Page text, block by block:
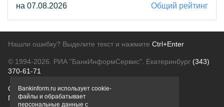
на 07.08.2026 Общий рейтинг
Нашли ошибку? Выделите текст и нажмите Ctrl+Enter
© 1994-2026. РИА "БанкИнформСервис". Екатеринбург (343)
370-61-71
О проектеПолитика конфиденциальности
Правовая информацияДля рекламодателей
Bankinform.ru использует cookie-
файлы и обрабатывает
персональные данные с